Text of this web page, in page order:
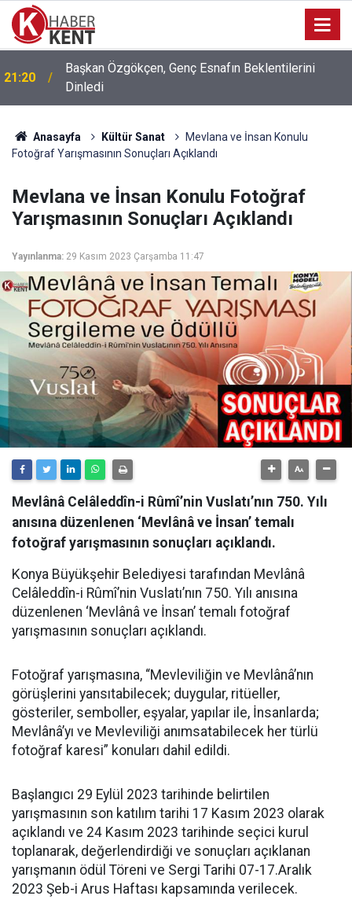
21:20
Başkan Özgökçen, Genç Esnafın Beklentilerini
Dinledi
Anasayfa Kültür Sanat
Mevlana ve İnsan Konulu
Fotoğraf Yarışmasının Sonuçları Açıklandı
Mevlana ve İnsan Konulu Fotoğraf
Yarışmasının Sonuçları Açıklandı
Yayınlanma: 29 Kasım 2023 Çarşamba 11:47
Mevlânâ Celâleddîn-i Rûmî’nin Vuslatı’nın 750. Yılı
anısına düzenlenen ‘Mevlânâ ve İnsan’ temalı
fotoğraf yarışmasının sonuçları açıklandı.
Konya Büyükşehir Belediyesi tarafından Mevlânâ
Celâleddîn-i Rûmî’nin Vuslatı’nın 750. Yılı anısına
düzenlenen ‘Mevlânâ ve İnsan’ temalı fotoğraf
yarışmasının sonuçları açıklandı.
Fotoğraf yarışmasına, “Mevleviliğin ve Mevlânâ’nın
görüşlerini yansıtabilecek; duygular, ritüeller,
gösteriler, semboller, eşyalar, yapılar ile, İnsanlarda;
Mevlânâ’yı ve Mevleviliği anımsatabilecek her türlü
fotoğraf karesi” konuları dahil edildi.
Başlangıcı 29 Eylül 2023 tarihinde belirtilen
yarışmasının son katılım tarihi 17 Kasım 2023 olarak
açıklandı ve 24 Kasım 2023 tarihinde seçici kurul
toplanarak, değerlendirdiği ve sonuçları açıklanan
yarışmanın ödül Töreni ve Sergi Tarihi 07-17.Aralık
2023 Şeb-i Arus Haftası kapsamında verilecek.